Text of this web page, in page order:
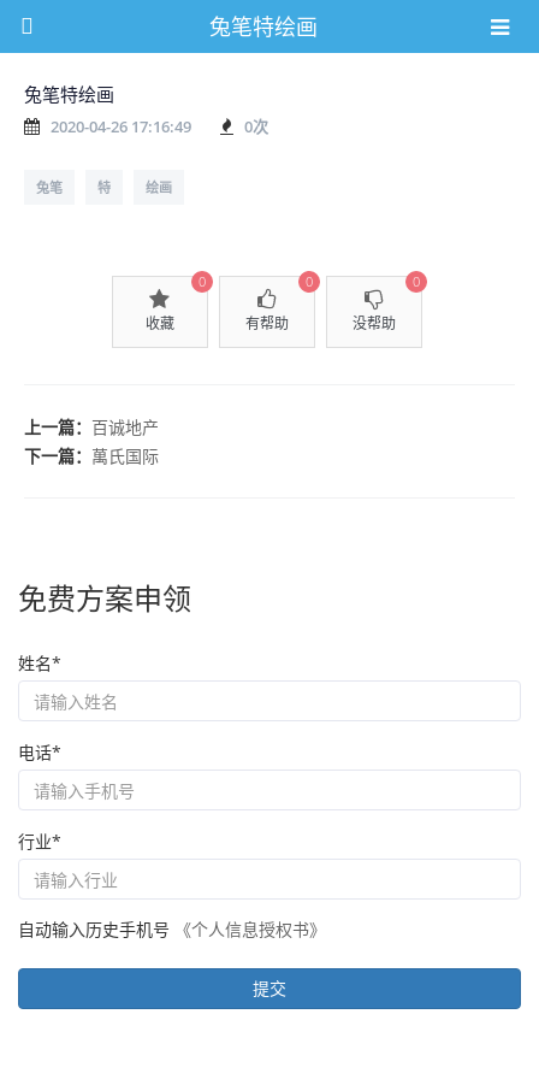
兔笔特绘画
兔笔特绘画
2020-04-26 17:16:49 0次
兔笔 特 绘画
收藏
0
有帮助
0
没帮助
0
上一篇： 百诚地产
下一篇： 萬氏国际
免费方案申领
姓名*
电话*
行业*
自动输入历史手机号 《个人信息授权书》